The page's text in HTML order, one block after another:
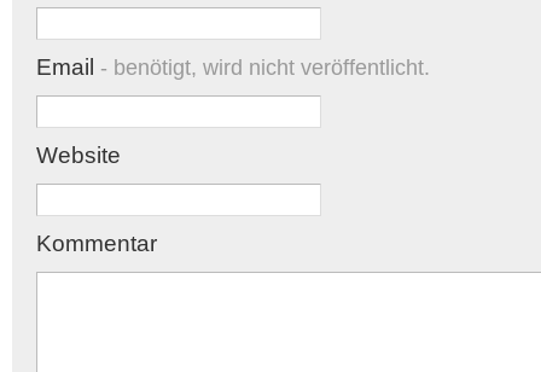
Email - benötigt, wird nicht veröffentlicht.
Website
Kommentar